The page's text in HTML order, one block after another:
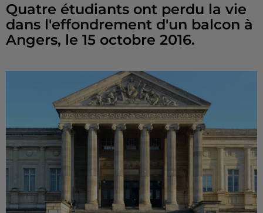
Quatre étudiants ont perdu la vie
dans l'effondrement d'un balcon à
Angers, le 15 octobre 2016.